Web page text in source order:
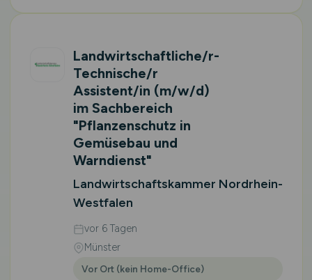
Landwirtschaftliche/r-
Technische/r
Assistent/in (m/w/d)
im Sachbereich
"Pflanzenschutz in
Gemüsebau und
Warndienst"
Landwirtschaftskammer Nordrhein-
Westfalen
vor 6 Tagen
Münster
Vor Ort (kein Home-Office)